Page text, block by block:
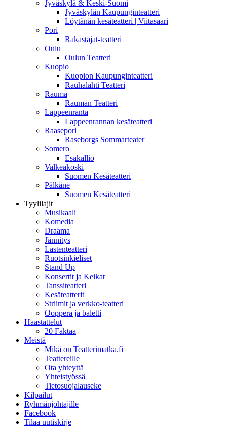
Jyväskylä & Keski-Suomi
Jyväskylän Kaupunginteatteri
Löytänän kesäteatteri | Viitasaari
Pori
Rakastajat-teatteri
Oulu
Oulun Teatteri
Kuopio
Kuopion Kaupunginteatteri
Rauhalahti Teatteri
Rauma
Rauman Teatteri
Lappeenranta
Lappeenrannan kesäteatteri
Raasepori
Raseborgs Sommarteater
Somero
Esakallio
Valkeakoski
Suomen Kesäteatteri
Pälkäne
Suomen Kesäteatteri
Tyylilajit
Musikaali
Komedia
Draama
Jännitys
Lastenteatteri
Ruotsinkieliset
Stand Up
Konsertit ja Keikat
Tanssiteatteri
Kesäteatterit
Striimit ja verkko-teatteri
Ooppera ja baletti
Haastattelut
20 Faktaa
Meistä
Mikä on Teatterimatka.fi
Teattereille
Ota yhteyttä
Yhteistyössä
Tietosuojalauseke
Kilpailut
Ryhmänjohtajille
Facebook
Tilaa uutiskirje